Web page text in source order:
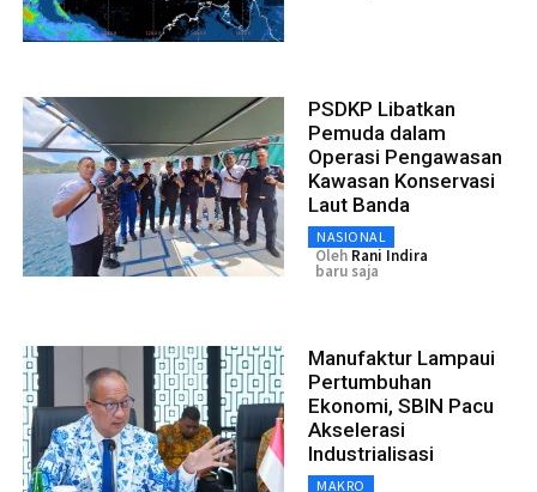
PSDKP Libatkan
Pemuda dalam
Operasi Pengawasan
Kawasan Konservasi
Laut Banda
NASIONAL
Oleh Rani Indira
baru saja
Manufaktur Lampaui
Pertumbuhan
Ekonomi, SBIN Pacu
Akselerasi
Industrialisasi
MAKRO